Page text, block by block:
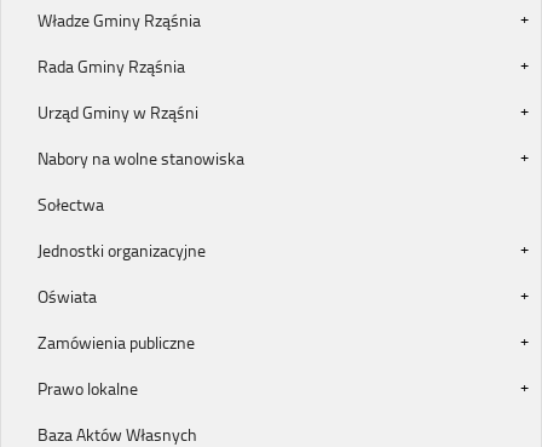
Władze Gminy Rząśnia
Rada Gminy Rząśnia
Urząd Gminy w Rząśni
Nabory na wolne stanowiska
Sołectwa
Jednostki organizacyjne
Oświata
Zamówienia publiczne
Prawo lokalne
Baza Aktów Własnych